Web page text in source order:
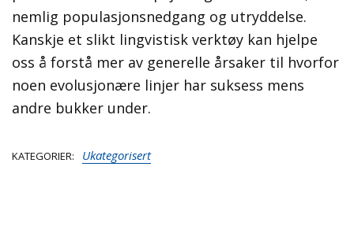
nemlig populasjonsnedgang og utryddelse.
Kanskje et slikt lingvistisk verktøy kan hjelpe
oss å forstå mer av generelle årsaker til hvorfor
noen evolusjonære linjer har suksess mens
andre bukker under.
KATEGORIER Ukategorisert